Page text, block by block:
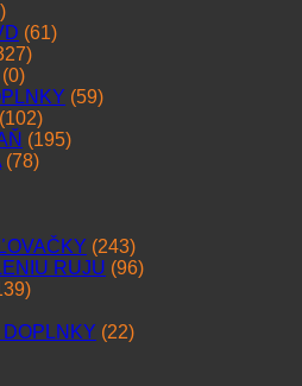
(61)
(0)
(59)
(102)
(195)
(78)
(243)
RUJU (96)
(22)